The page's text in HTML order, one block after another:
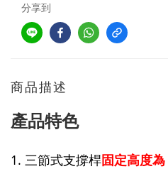
分享到
商品描述
產品特色
1. 三節式支撐桿固定高度為